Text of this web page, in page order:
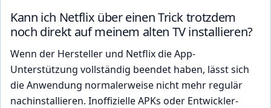
Kann ich Netflix über einen Trick trotzdem
noch direkt auf meinem alten TV installieren?
Wenn der Hersteller und Netflix die App-
Unterstützung vollständig beendet haben, lässt sich
die Anwendung normalerweise nicht mehr regulär
nachinstallieren. Inoffizielle APKs oder Entwickler-